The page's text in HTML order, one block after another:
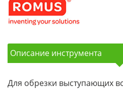
Описание инструмента
Для обрезки выступающих